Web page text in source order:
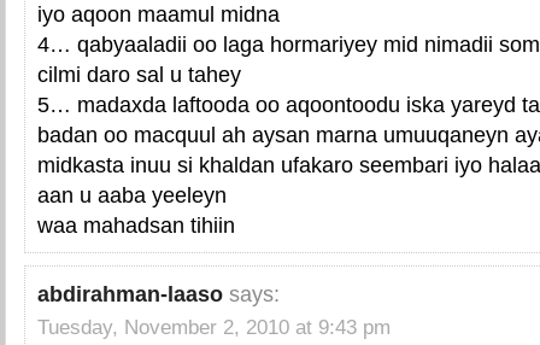
iyo aqoon maamul midna
4… qabyaaladii oo laga hormariyey mid nimadii
cilmi daro sal u tahey
5… madaxda laftooda oo aqoontoodu iska yareyd
badan oo macquul ah aysan marna umuuqaneyn
midkasta inuu si khaldan ufakaro seembari iyo
aan u aaba yeeleyn
waa mahadsan tihiin
abdirahman-laaso says:
Tuesday, November 2, 2010 at 9:43 pm